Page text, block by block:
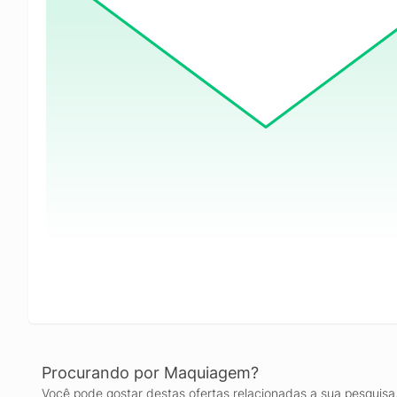
Procurando por Maquiagem?
Você pode gostar destas ofertas relacionadas a sua